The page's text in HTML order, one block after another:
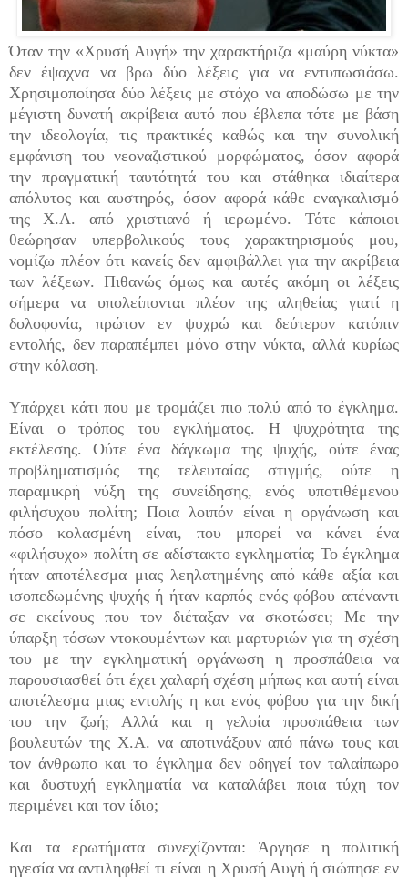
Όταν την «Χρυσή Αυγή» την χαρακτήριζα «μαύρη νύκτα»
δεν έψαχνα να βρω δύο λέξεις για να εντυπωσιάσω.
Χρησιμοποίησα δύο λέξεις με στόχο να αποδώσω με την
μέγιστη δυνατή ακρίβεια αυτό που έβλεπα τότε με βάση
την ιδεολογία, τις πρακτικές καθώς και την συνολική
εμφάνιση του νεοναζιστικού μορφώματος, όσον αφορά
την πραγματική ταυτότητά του και στάθηκα ιδιαίτερα
απόλυτος και αυστηρός, όσον αφορά κάθε εναγκαλισμό
της Χ.Α. από χριστιανό ή ιερωμένο. Τότε κάποιοι
θεώρησαν υπερβολικούς τους χαρακτηρισμούς μου,
νομίζω πλέον ότι κανείς δεν αμφιβάλλει για την ακρίβεια
των λέξεων. Πιθανώς όμως και αυτές ακόμη οι λέξεις
σήμερα να υπολείπονται πλέον της αληθείας γιατί η
δολοφονία, πρώτον εν ψυχρώ και δεύτερον κατόπιν
εντολής, δεν παραπέμπει μόνο στην νύκτα, αλλά κυρίως
στην κόλαση.
Υπάρχει κάτι που με τρομάζει πιο πολύ από το έγκλημα.
Είναι ο τρόπος του εγκλήματος. Η ψυχρότητα της
εκτέλεσης. Ούτε ένα δάγκωμα της ψυχής, ούτε ένας
προβληματισμός της τελευταίας στιγμής, ούτε η
παραμικρή νύξη της συνείδησης, ενός υποτιθέμενου
φιλήσυχου πολίτη; Ποια λοιπόν είναι η οργάνωση και
πόσο κολασμένη είναι, που μπορεί να κάνει ένα
«φιλήσυχο» πολίτη σε αδίστακτο εγκληματία; Το έγκλημα
ήταν αποτέλεσμα μιας λεηλατημένης από κάθε αξία και
ισοπεδωμένης ψυχής ή ήταν καρπός ενός φόβου απέναντι
σε εκείνους που τον διέταξαν να σκοτώσει; Με την
ύπαρξη τόσων ντοκουμέντων και μαρτυριών για τη σχέση
του με την εγκληματική οργάνωση η προσπάθεια να
παρουσιασθεί ότι έχει χαλαρή σχέση μήπως και αυτή είναι
αποτέλεσμα μιας εντολής η και ενός φόβου για την δική
του την ζωή; Αλλά και η γελοία προσπάθεια των
βουλευτών της Χ.Α. να αποτινάξουν από πάνω τους και
τον άνθρωπο και το έγκλημα δεν οδηγεί τον ταλαίπωρο
και δυστυχή εγκληματία να καταλάβει ποια τύχη τον
περιμένει και τον ίδιο;
Και τα ερωτήματα συνεχίζονται: Άργησε η πολιτική
ηγεσία να αντιληφθεί τι είναι η Χρυσή Αυγή ή σιώπησε εν